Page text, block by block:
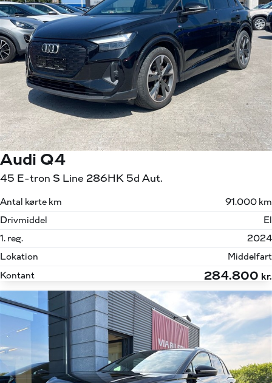
Audi Q4
45 E-tron S Line 286HK 5d Aut.
Antal kørte km
91.000 km
Drivmiddel
El
1. reg.
2024
Lokation
Middelfart
Kontant
284.800 kr.